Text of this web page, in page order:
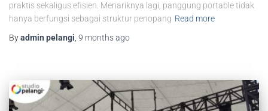
praktis sekaligus efisien. Menariknya lagi, panggung portable tidak
hanya berfungsi sebagai struktur penopang Read more
Byadmin pelangi, 9 monthsago